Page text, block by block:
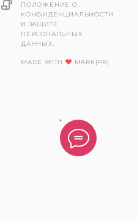
ПОЛОЖЕНИЕ О
КОНФИДЕНЦИАЛЬНОСТИ
И ЗАЩИТЕ
ПЕРСОНАЛЬНЫХ
ДАННЫХ.
MADE WITH MARK[PR]